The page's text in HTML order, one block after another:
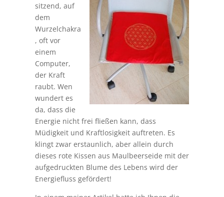
sitzend, auf
dem
Wurzelchakra
, oft vor
einem
Computer,
der Kraft
raubt. Wen
wundert es
da, dass die
Energie nicht frei fließen kann, dass
Müdigkeit und Kraftlosigkeit auftreten. Es
klingt zwar erstaunlich, aber allein durch
dieses rote Kissen aus Maulbeerseide mit der
aufgedruckten Blume des Lebens wird der
Energiefluss gefördert!